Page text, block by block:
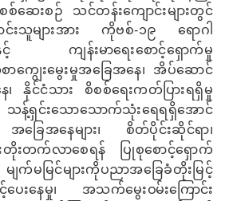
စ်ဆေးစဉ် သင်တန်းကျောင်းများတွင်
းသူများအား ကိုဗစ်-၁၉ ရောဂါ
နှံမှုနှင့် ကျန်းမာရေးစောင့်ရှောက်မှု
ာကျွေးမွေးမှုအခြေအနေ၊ အိပ်ဆောင်
ေ၊ နိုင်ငံသား စိစစ်ရေးကတ်ပြားရရှိမှု
င်းသောသောက်သုံးရေရရှိအောင်
ခြေအနေများ၊ စိတ်ပိုင်းဆိုင်ရာ၊
တိုးတက်လာစေ‌ရန် ပြုစုစောင့်ရှောက်
ျက်မမြင်များကိုပညာအခြေခံတိုးမြင့်
ေးနေမှု၊ အသက်မွေးဝမ်းကြောင်း